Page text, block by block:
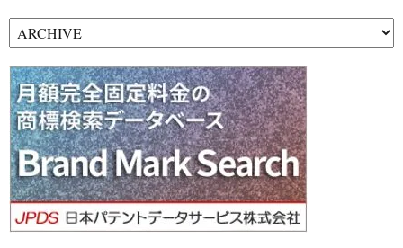
ー
カ
イ
ブ